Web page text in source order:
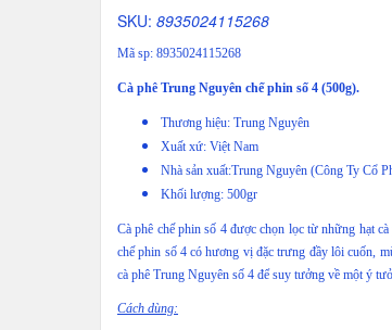
SKU: 8935024115268
Mã sp: 8935024115268
Cà phê Trung Nguyên chế phin số 4 (500g).
Thương hiệu: Trung Nguyên
Xuất xứ: Việt Nam
Nhà sản xuất:Trung Nguyên (Công Ty Cổ
Khối lượng: 500gr
Cà phê chế phin số 4 được chọn lọc từ những hạt
chế phin số 4 có hương vị đặc trưng đầy lôi cuốn,
cà phê Trung Nguyên số 4 để suy tưởng về một ý
Cách dùng: